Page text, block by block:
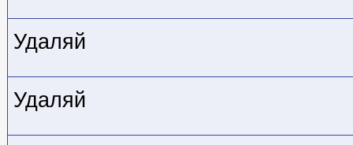
Удаляй
Удаляй